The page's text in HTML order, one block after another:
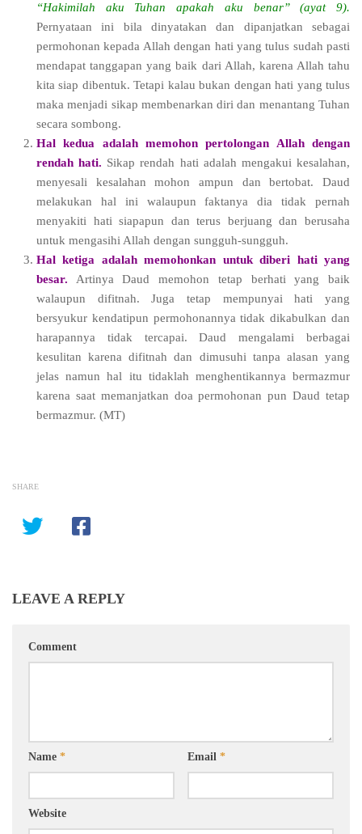
“Hakimilah aku Tuhan apakah aku benar” (ayat 9).
Pernyataan ini bila dinyatakan dan dipanjatkan sebagai
permohonan kepada Allah dengan hati yang tulus sudah pasti
mendapat tanggapan yang baik dari Allah, karena Allah tahu
kita siap dibentuk. Tetapi kalau bukan dengan hati yang tulus
maka menjadi sikap membenarkan diri dan menantang Tuhan
secara sombong.
Hal kedua adalah memohon pertolongan Allah dengan
rendah hati. Sikap rendah hati adalah mengakui kesalahan,
menyesali kesalahan mohon ampun dan bertobat. Daud
melakukan hal ini walaupun faktanya dia tidak pernah
menyakiti hati siapapun dan terus berjuang dan berusaha
untuk mengasihi Allah dengan sungguh-sungguh.
Hal ketiga adalah memohonkan untuk diberi hati yang
besar. Artinya Daud memohon tetap berhati yang baik
walaupun difitnah. Juga tetap mempunyai hati yang
bersyukur kendatipun permohonannya tidak dikabulkan dan
harapannya tidak tercapai. Daud mengalami berbagai
kesulitan karena difitnah dan dimusuhi tanpa alasan yang
jelas namun hal itu tidaklah menghentikannya bermazmur
karena saat memanjatkan doa permohonan pun Daud tetap
bermazmur. (MT)
SHARE
LEAVE A REPLY
Comment
Name * Email *
Website